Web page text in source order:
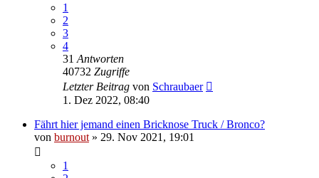
1
2
3
4
31 Antworten
40732 Zugriffe
Letzter Beitrag von Schraubaer
1. Dez 2022, 08:40
Fährt hier jemand einen Bricknose Truck / Bronco?
von burnout » 29. Nov 2021, 19:01
1